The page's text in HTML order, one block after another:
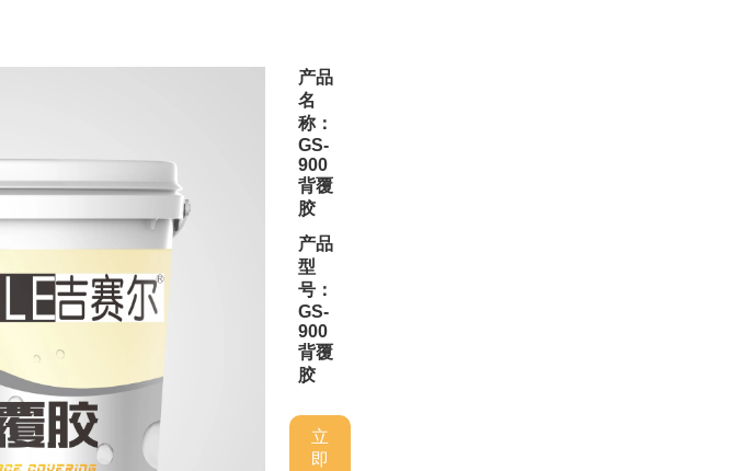
产品
名
称：
GS-
900
背覆
胶
产品
型
号：
GS-
900
背覆
胶
立
即